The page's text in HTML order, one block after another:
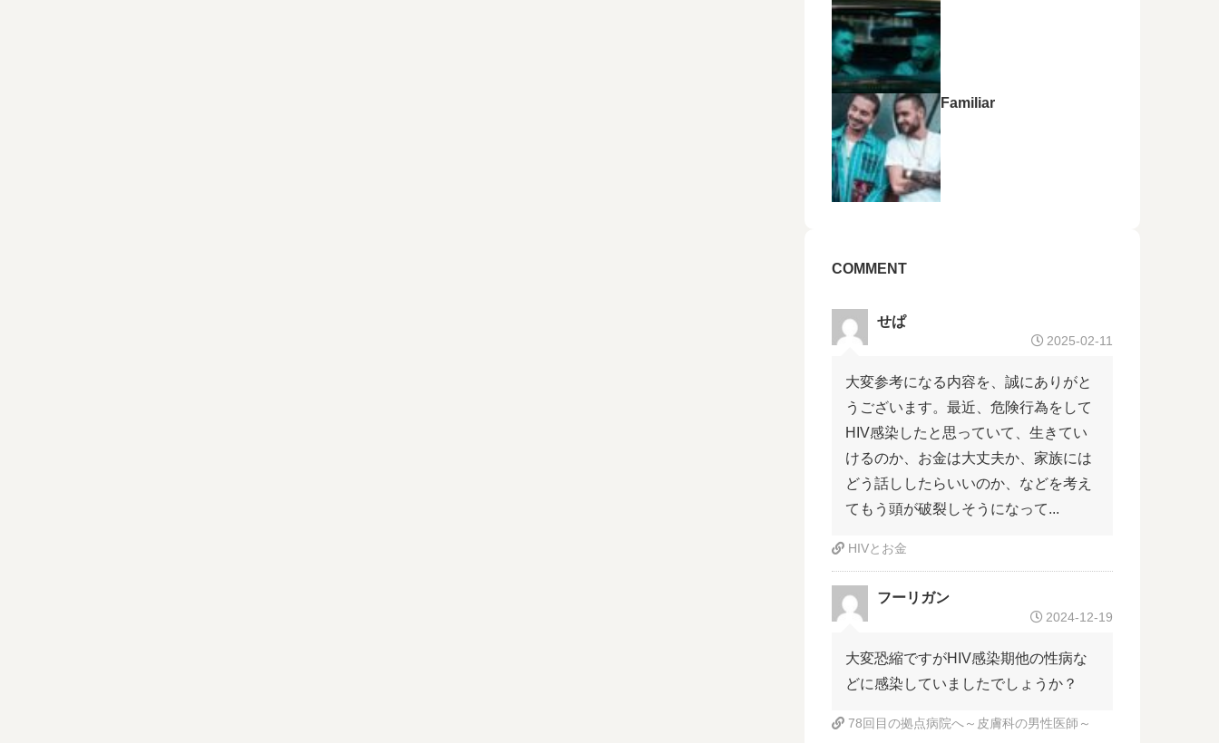
Familiar
COMMENT
せぱ
2025-02-11
大変参考になる内容を、誠にありがと
うございます。最近、危険行為をして
HIV感染したと思っていて、生きてい
けるのか、お金は大丈夫か、家族には
どう話ししたらいいのか、などを考え
てもう頭が破裂しそうになって...
HIVとお金
フーリガン
2024-12-19
大変恐縮ですがHIV感染期他の性病な
どに感染していましたでしょうか？
78回目の拠点病院へ～皮膚科の男性医師～